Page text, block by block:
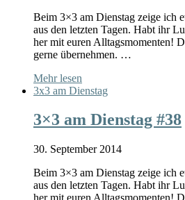
Beim 3×3 am Dienstag zeige ich
aus den letzten Tagen. Habt ihr
her mit euren Alltagsmomenten!
gerne übernehmen. …
Mehr lesen
3x3 am Dienstag
3×3 am Dienstag #38
30. September 2014
Beim 3×3 am Dienstag zeige ich
aus den letzten Tagen. Habt ihr